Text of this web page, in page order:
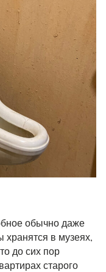
обычно даже
хранятся в музеях,
до сих пор
старого